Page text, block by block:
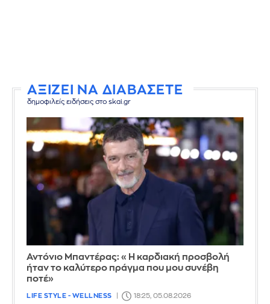
ΑΞΙΖΕΙ ΝΑ ΔΙΑΒΑΣΕΤΕ
δημοφιλείς ειδήσεις στο skai.gr
Αντόνιο Μπαντέρας: «Η καρδιακή προσβολή
ήταν το καλύτερο πράγμα που μου συνέβη
ποτέ»
LIFE STYLE - WELLNESS 18:25, 05.08.2026